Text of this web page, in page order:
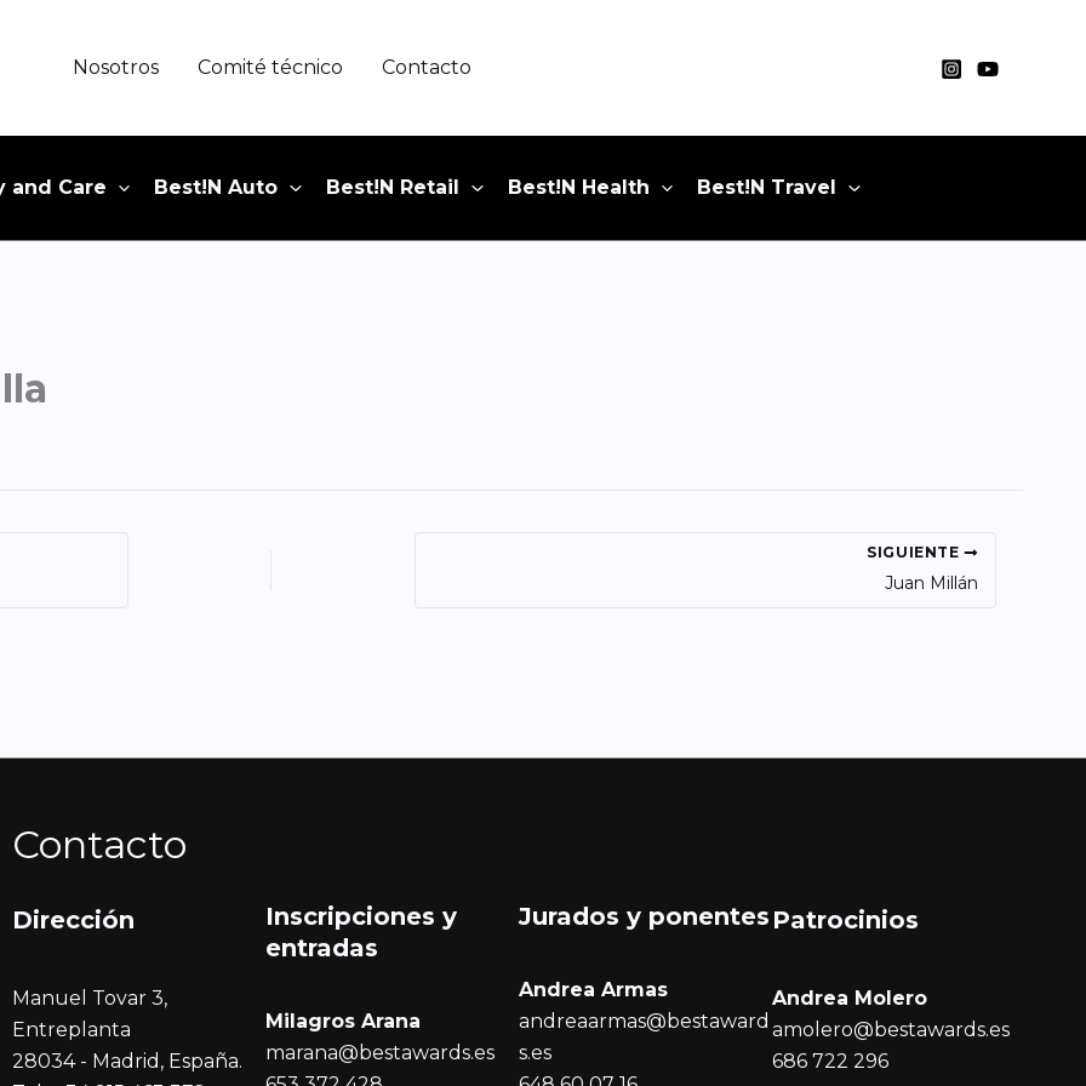
Nosotros Comité técnico Contacto
and Care Best!N Auto Best!N Retail Best!N Health Best!N Travel
SIGUIENTE
Juan Millán
Contacto
Dirección
Manuel Tovar 3,
Entreplanta
28034 - Madrid, España.
Inscripciones y
entradas
Milagros Arana
marana@bestawards.es
Jurados y ponentes
Andrea Armas
andreaarmas@bestaward
s.es
Patrocinios
Andrea Molero
amolero@bestawards.es
686 722 296